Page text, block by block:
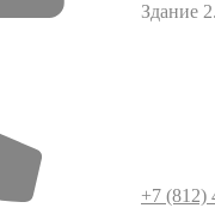
Здание
+7 (812)